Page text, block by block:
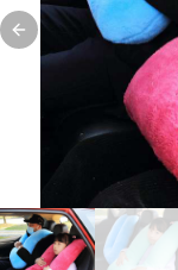
Previous slide